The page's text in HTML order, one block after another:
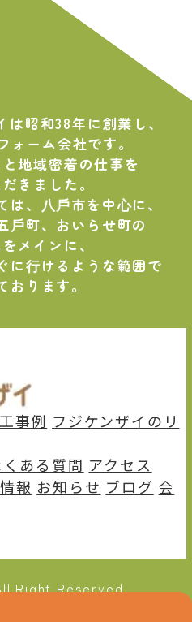
昭和38年に創業し、
ォーム会社です。
地域密着の仕事を
きました。
、⼋⼾市を中⼼に、
⼾町、おいらせ町の
メインに、
に⾏けるような範囲で
おります。
事例 フジケンザイのリ
くある質問 アクセス
報 お知らせ ブログ 会
Right Reserved.